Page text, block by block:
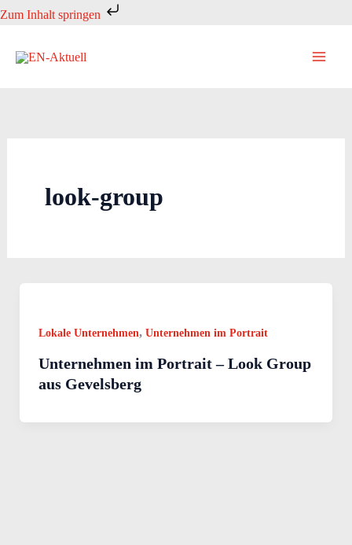
Zum Inhalt springen
Zum
springen
look-group
Lokale Unternehmen, Unternehmen im Portrait
Unternehmen im Portrait – Look Group
aus Gevelsberg